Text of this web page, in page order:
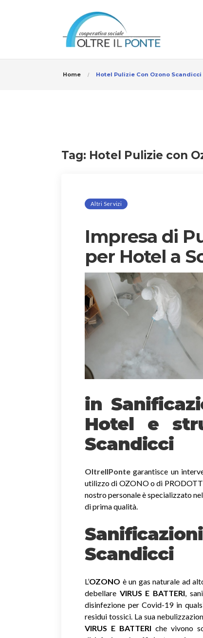
Home Hotel Pulizie Con Ozono Scandicci
Tag: Hotel Pulizie con
Altri Servizi
Impresa di
per Hotel a
in
Hotel e
Scandicci
OltreIlPonte garantisce un
utilizzo di OZONO o di
nostro personale è specializzato
di prima qualità.
Scandicci
L’OZONO è un gas naturale ad
debellare VIRUS E BATTERI,
disinfezione per Covid-19 in
residui tossici. La sua
VIRUS E BATTERI che vivono